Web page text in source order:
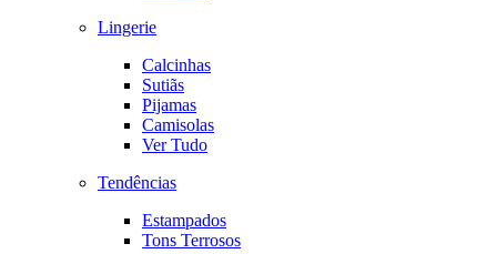
Lingerie
Calcinhas
Sutiãs
Pijamas
Camisolas
Ver Tudo
Tendências
Estampados
Tons Terrosos